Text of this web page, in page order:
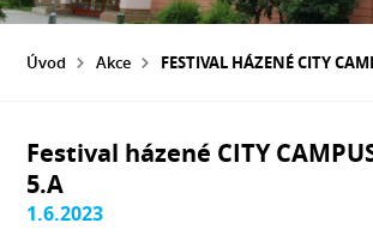
Úvod Akce FESTIVAL HÁZENÉ CITY
Festival házené CITY
5.A
1.6.2023